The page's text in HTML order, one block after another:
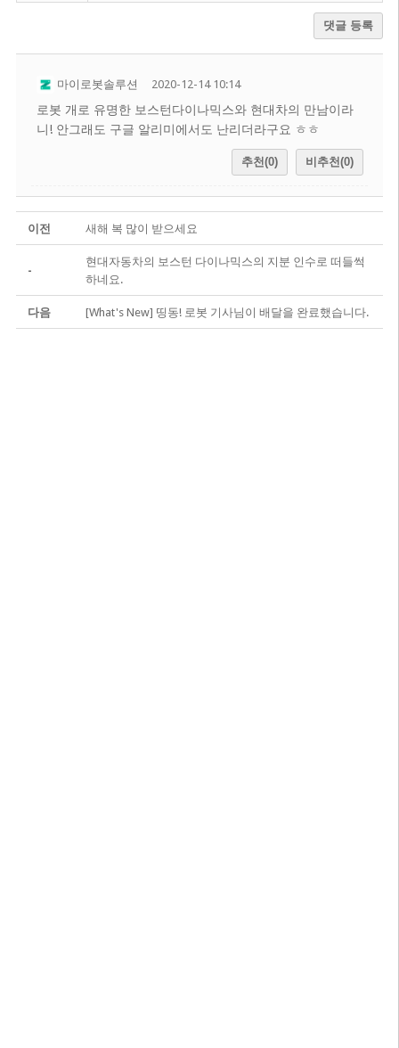
댓글 등록
마이로봇솔루션 2020-12-14 10:14
로봇 개로 유명한 보스턴다이나믹스와 현대차의 만남이라
니! 안그래도 구글 알리미에서도 난리더라구요 ㅎㅎ
추천(0) 비추천(0)
이전 새해 복 많이 받으세요
-
현대자동차의 보스턴 다이나믹스의 지분 인수로 떠들썩
하네요.
다음 [What's New] 띵동! 로봇 기사님이 배달을 완료했습니다.